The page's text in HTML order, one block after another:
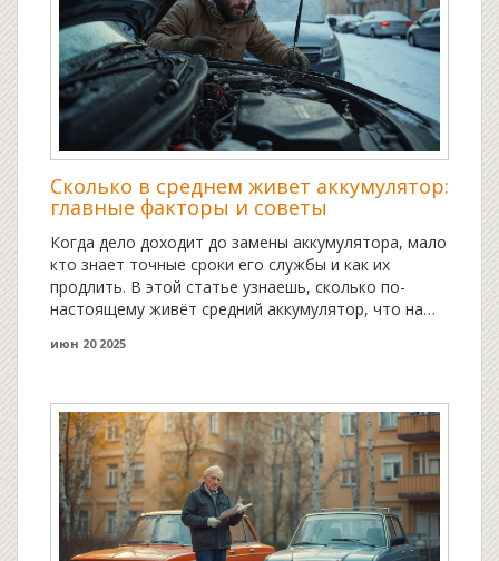
Сколько в среднем живет аккумулятор:
главные факторы и советы
Когда дело доходит до замены аккумулятора, мало
кто знает точные сроки его службы и как их
продлить. В этой статье узнаешь, сколько по-
настоящему живёт средний аккумулятор, что на
машины. Привожу реальные советы по
тратиться на покупку новых аккумуляторов. Не
упущу и пару мифов, которые так и хочется
развенчать.
июн 20 2025